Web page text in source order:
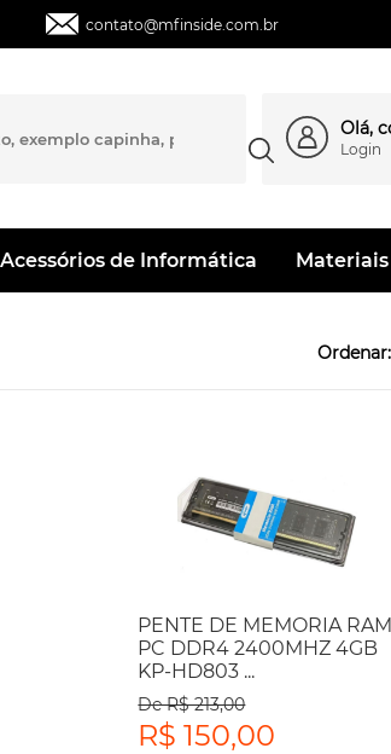
contato@mfinside.com.br
Olá,
Login
Acessórios de Informática
Ordenar:
PENTE DE MEMORIA RAM
PC DDR4 2400MHZ 4GB
KP-HD803 ...
De R$ 213,00
R$ 150,00